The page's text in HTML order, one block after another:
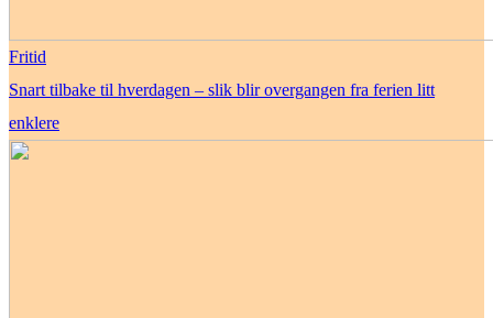
Fritid
Snart tilbake til hverdagen – slik blir overgangen fra ferien litt
enklere